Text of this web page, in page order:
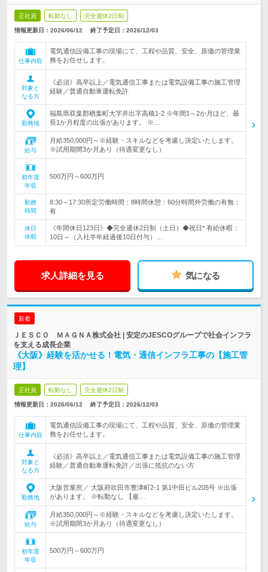
正社員 転勤なし 完全週休2日制
情報更新日：2026/06/12 終了予定日： 2026/12/03
仕事内容
電気通信設備工事の現場にて、工程や品質、安全、原価の管理業
務をお任せします。
対象と
なる方
《必須》高卒以上／電気通信工事または電気設備工事の施工管理
経験／普通自動車運転免許
勤務地
福島県双葉郡楢葉町大字井出字高橋1-2 ※年間1～2か月ほど、最
長1か月程度の出張があります。 ※…
給与
月給350,000円～※経験・スキルなどを考慮し決定いたします。
※試用期間3か月あり（待遇変更なし）
初年度
年収
500万円～600万円
勤務
時間
8:30～17:30所定労働時間：8時間休憩：60分時間外労働の有無：
有
休日
休暇
《年間休日123日》◆完全週休2日制（土日）◆祝日* 有給休暇：
10日～（入社半年経過後10日付与）…
求人詳細を見る 気になる
新着
ＪＥＳＣＯ ＭＡＧＮＡ株式会社 | 安定のJESCOグループで社会インフラ
を支える成長企業
《大阪》経験を活かせる！電気・通信インフラ工事の【施工管
理】
正社員 転勤なし 完全週休2日制
情報更新日：2026/06/12 終了予定日： 2026/12/03
仕事内容
電気通信設備工事の現場にて、工程や品質、安全、原価の管理業
務をお任せします。
対象と
なる方
《必須》高卒以上／電気通信工事または電気設備工事の施工管理
経験／普通自動車運転免許／出張に抵抗のない方
勤務地
大阪営業所／ 大阪府吹田市豊津町2-1 第1中田ビル205号 ※出張
があります。 ※転勤なし 【雇…
給与
月給350,000円～※経験・スキルなどを考慮し決定いたします。
※試用期間3か月あり（待遇変更なし）
初年度
年収
500万円～600万円